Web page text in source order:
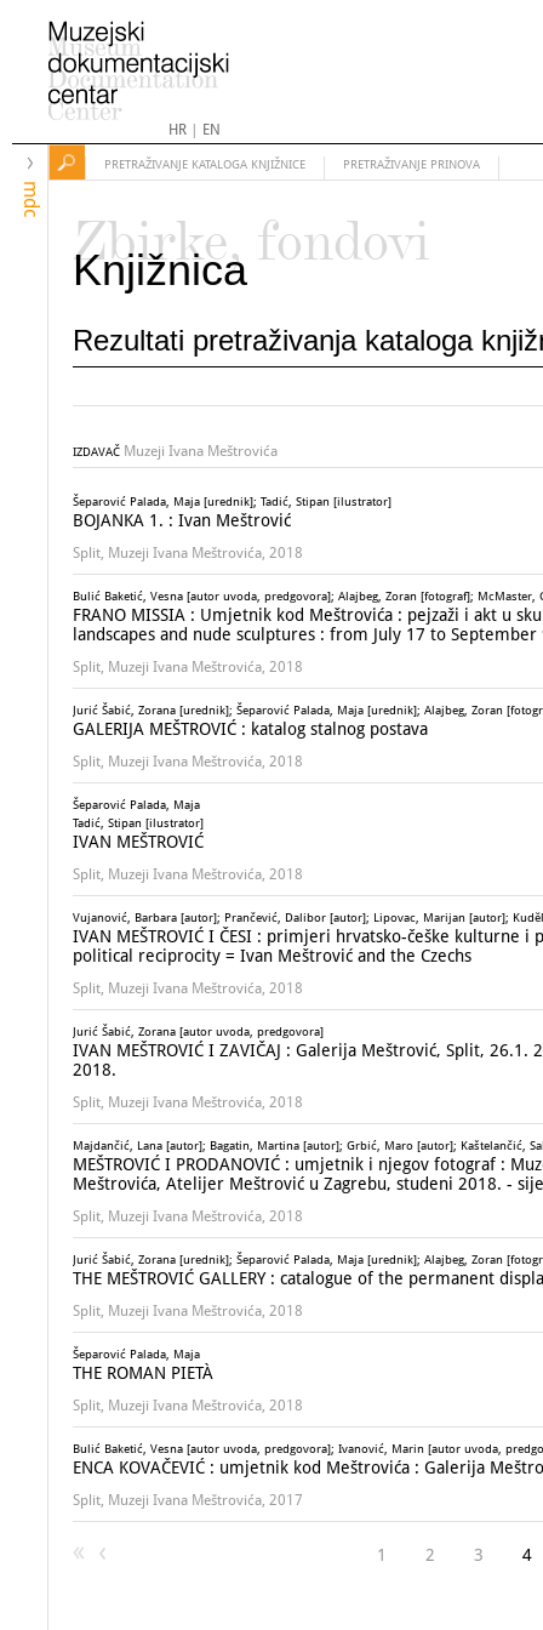
HR| EN
mdc
PRETRAŽIVANJE KATALOGA KNJIŽNICE PRETRAŽIVANJE PRINOVA
Zbirke, fondovi
Knjižnica
Rezultati pretraživanja kataloga
IZDAVAČ Muzeji Ivana Meštrovića
Šeparović Palada, Maja [urednik]; Tadić, Stipan [ilustrator]
BOJANKA 1. : Ivan Meštrović
Split, Muzeji Ivana Meštrovića, 2018
Bulić Baketić, Vesna [autor uvoda, predgovora]; Alajbeg, Zoran [fotograf];
FRANO MISSIA : Umjetnik kod Meštrovića : pejzaži i akt u
landscapes and nude sculptures : from July 17 to
Split, Muzeji Ivana Meštrovića, 2018
Jurić Šabić, Zorana [urednik]; Šeparović Palada, Maja [urednik]; Alajbeg, Zoran
GALERIJA MEŠTROVIĆ : katalog stalnog postava
Split, Muzeji Ivana Meštrovića, 2018
Šeparović Palada, Maja
Tadić, Stipan [ilustrator]
IVAN MEŠTROVIĆ
Split, Muzeji Ivana Meštrovića, 2018
Vujanović, Barbara [autor]; Prančević, Dalibor [autor]; Lipovac, Marijan [autor];
IVAN MEŠTROVIĆ I ČESI : primjeri hrvatsko-češke kulturne
political reciprocity = Ivan Meštrović and the Czechs
Split, Muzeji Ivana Meštrovića, 2018
Jurić Šabić, Zorana [autor uvoda, predgovora]
IVAN MEŠTROVIĆ I ZAVIČAJ : Galerija Meštrović, Split,
2018.
Split, Muzeji Ivana Meštrovića, 2018
Majdančić, Lana [autor]; Bagatin, Martina [autor]; Grbić, Maro [autor]; Kaštelančić,
MEŠTROVIĆ I PRODANOVIĆ : umjetnik i njegov fotograf :
Meštrovića, Atelijer Meštrović u Zagrebu, studeni 2018. -
Split, Muzeji Ivana Meštrovića, 2018
Jurić Šabić, Zorana [urednik]; Šeparović Palada, Maja [urednik]; Alajbeg, Zoran
THE MEŠTROVIĆ GALLERY : catalogue of the permanent
Split, Muzeji Ivana Meštrovića, 2018
Šeparović Palada, Maja
THE ROMAN PIETÀ
Split, Muzeji Ivana Meštrovića, 2018
Bulić Baketić, Vesna [autor uvoda, predgovora]; Ivanović, Marin [autor uvoda,
ENCA KOVAČEVIĆ : umjetnik kod Meštrovića : Galerija
Split, Muzeji Ivana Meštrovića, 2017
1 2 3 4